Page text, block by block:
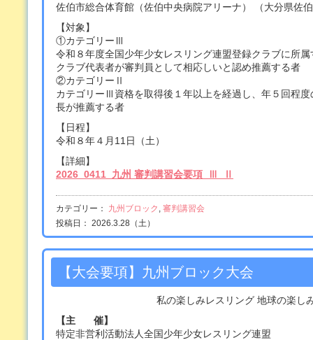
佐伯市総合体育館（佐伯中央病院アリーナ） （大分県佐
【対象】
①カテゴリーⅢ
令和８年度全国少年少女レスリング連盟登録クラブに所
クラブ代表者が審判員として相応しいと認め推薦する者
②カテゴリーⅡ
カテゴリーⅢ資格を取得後１年以上を経過し、年５回程
長が推薦する者
【日程】
令和８年４月11日（土）
【詳細】
2026_0411_九州 審判講習会要項_Ⅲ_Ⅱ
カテゴリー： 九州ブロック , 審判講習会
投稿日： 2026.3.28（土）
【大会要項】九州ブロック大会
私の楽しみレスリング 地球の楽し
【主 催】
特定非営利活動法人全国少年少女レスリング連盟